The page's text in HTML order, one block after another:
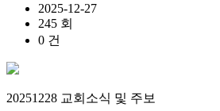
2025-12-27
245 회
0 건
20251228 교회소식 및 주보